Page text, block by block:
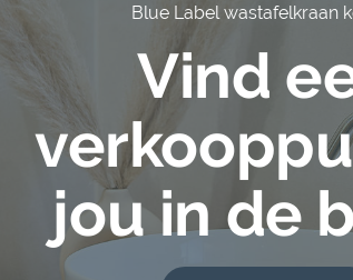
Blue Label wastafelkraan
Vind
jou in de